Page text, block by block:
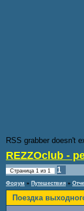
RSS grabber doesn't
REZZOclub -
Страница 1 из 1 1
Форум » Путешествия »
Поездка